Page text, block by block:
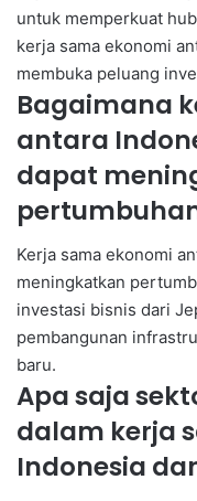
untuk memperkuat
kerja sama ekonomi
membuka peluang
Bagaimana
antara
dapat
Kerja sama ekonomi
meningkatkan
investasi bisnis dari
pembangunan
baru.
Apa saja
dalam kerja
Indonesia